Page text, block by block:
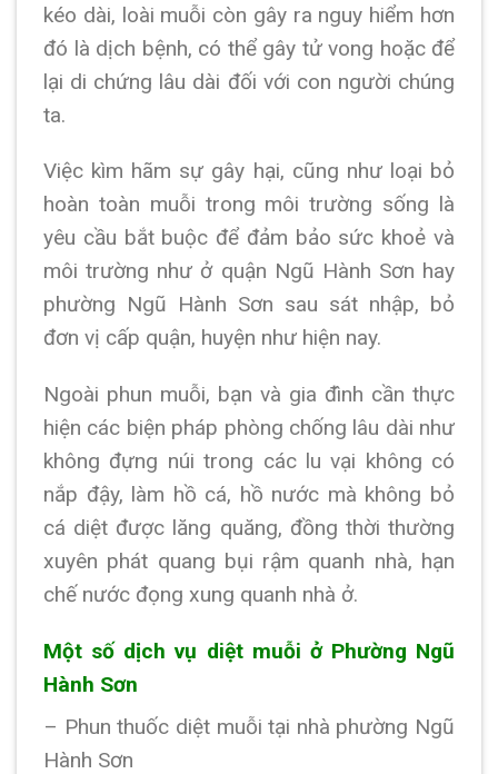
kéo dài, loài muỗi còn gây ra nguy hiểm hơn
đó là dịch bệnh, có thể gây tử vong hoặc để
lại di chứng lâu dài đối với con người chúng
ta.
Việc kìm hãm sự gây hại, cũng như loại bỏ
hoàn toàn muỗi trong môi trường sống là
yêu cầu bắt buộc để đảm bảo sức khoẻ và
môi trường như ở quận Ngũ Hành Sơn hay
phường Ngũ Hành Sơn sau sát nhập, bỏ
đơn vị cấp quận, huyện như hiện nay.
Ngoài phun muỗi, bạn và gia đình cần thực
hiện các biện pháp phòng chống lâu dài như
không đựng núi trong các lu vại không có
nắp đậy, làm hồ cá, hồ nước mà không bỏ
cá diệt được lăng quăng, đồng thời thường
xuyên phát quang bụi rậm quanh nhà, hạn
chế nước đọng xung quanh nhà ở.
Một số dịch vụ diệt muỗi ở Phường Ngũ
Hành Sơn
– Phun thuốc diệt muỗi tại nhà phường Ngũ
Hành Sơn